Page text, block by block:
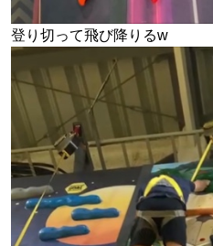
登り切って飛び降りるw